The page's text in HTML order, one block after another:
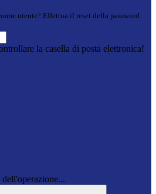
utente? Effettua il reset della password
la casella di posta elettronica!